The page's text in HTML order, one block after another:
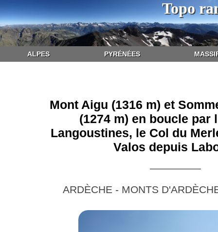
Topo
ALPES PYRÉNÉES
Mont Aigu (1316 m) et
(1274 m) en boucle par
Langoustines, le Col du
Valos depuis
ARDÈCHE - MONTS